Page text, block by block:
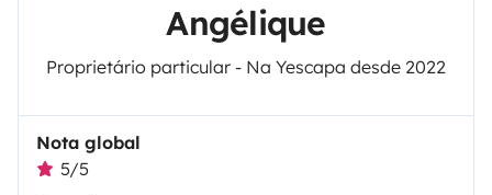
Angélique
Proprietário particular - Na Yescapa desde 2022
Nota global
5/5